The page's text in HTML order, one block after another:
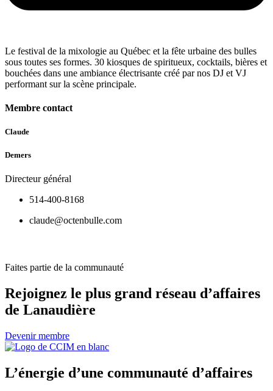
Le festival de la mixologie au Québec et la fête urbaine des bulles
sous toutes ses formes. 30 kiosques de spiritueux, cocktails, bières et
bouchées dans une ambiance électrisante créé par nos DJ et VJ
performant sur la scène principale.
Membre contact
Claude
Demers
Directeur général
514-400-8168
claude@octenbulle.com
Faites partie de la communauté
Rejoignez le plus grand réseau d’affaires
de Lanaudière
Devenir membre
L’énergie d’une communauté d’affaires